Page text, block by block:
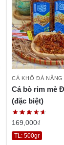
CÁ KHÔ ĐÀ NẴNG
Cá bò rim mè
(đặc biệt)
169,000₫
TL: 500gr